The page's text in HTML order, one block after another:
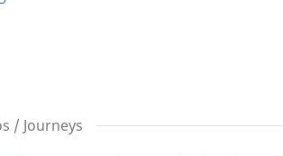
/ Journeys